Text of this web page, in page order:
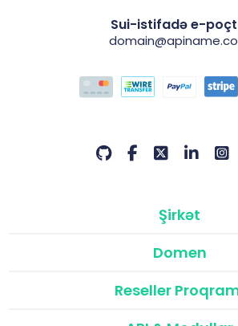
Sui-istifadə e-
Şirkət
Domen
Reseller